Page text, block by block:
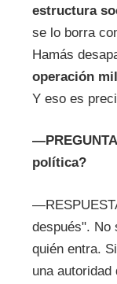
estructura
se lo borra
Hamás
operación
Y eso es
—
política?
después". No
quién entra.
una